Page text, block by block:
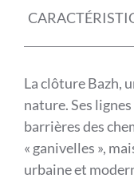
La clôture Bazh,
nature. Ses
barrières des
« ganivelles »,
urbaine et